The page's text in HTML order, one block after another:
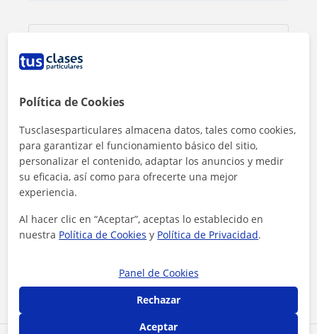
Al hacer clic, aceptas nuestro aviso legaly de privacidad
Contactar ahora
Política de Cookies
Tusclasesparticulares almacena datos, tales como cookies,
para garantizar el funcionamiento básico del sitio,
personalizar el contenido, adaptar los anuncios y medir
su eficacia, así como para ofrecerte una mejor
experiencia.
Al hacer clic en “Aceptar”, aceptas lo establecido en
nuestra Política de Cookies y Política de Privacidad.
Panel de Cookies
Rechazar
Aceptar